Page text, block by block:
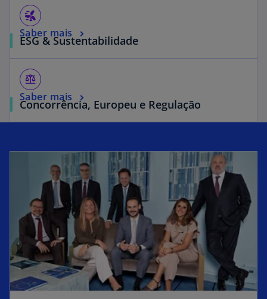
wind_power
ESG & Sustentabilidade
Saber mais
balance
Concorrência, Europeu e Regulação
Saber mais